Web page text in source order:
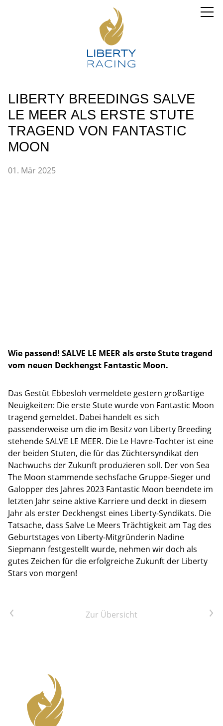
LIBERTY BREEDINGS SALVE
LE MEER ALS ERSTE STUTE
TRAGEND VON FANTASTIC
MOON
01. Mär 2025
Wie passend! SALVE LE MEER als erste Stute tragend
vom neuen Deckhengst Fantastic Moon.
Das Gestüt Ebbesloh vermeldete gestern großartige
Neuigkeiten: Die erste Stute wurde von Fantastic Moon
tragend gemeldet. Dabei handelt es sich
passenderweise um die im Besitz von Liberty Breeding
stehende SALVE LE MEER. Die Le Havre-Tochter ist eine
der beiden Stuten, die für das Züchtersyndikat den
Nachwuchs der Zukunft produzieren soll. Der von Sea
The Moon stammende sechsfache Gruppe-Sieger und
Galopper des Jahres 2023 Fantastic Moon beendete im
letzten Jahr seine aktive Karriere und deckt in diesem
Jahr als erster Deckhengst eines Liberty-Syndikats. Die
Tatsache, dass Salve Le Meers Trächtigkeit am Tag des
Geburtstages von Liberty-Mitgründerin Nadine
Siepmann festgestellt wurde, nehmen wir doch als
gutes Zeichen für die erfolgreiche Zukunft der Liberty
Stars von morgen!
Vorheriger Artikel Zur Übersicht Nächster Artikel